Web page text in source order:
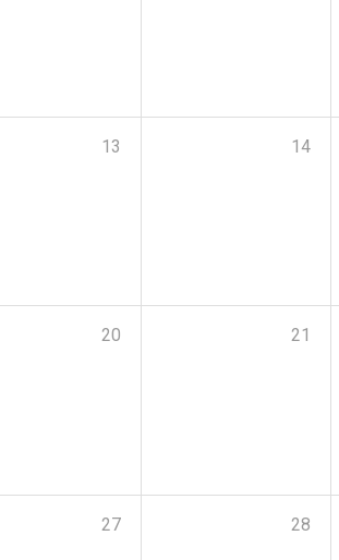
13 14
20 21
27 28